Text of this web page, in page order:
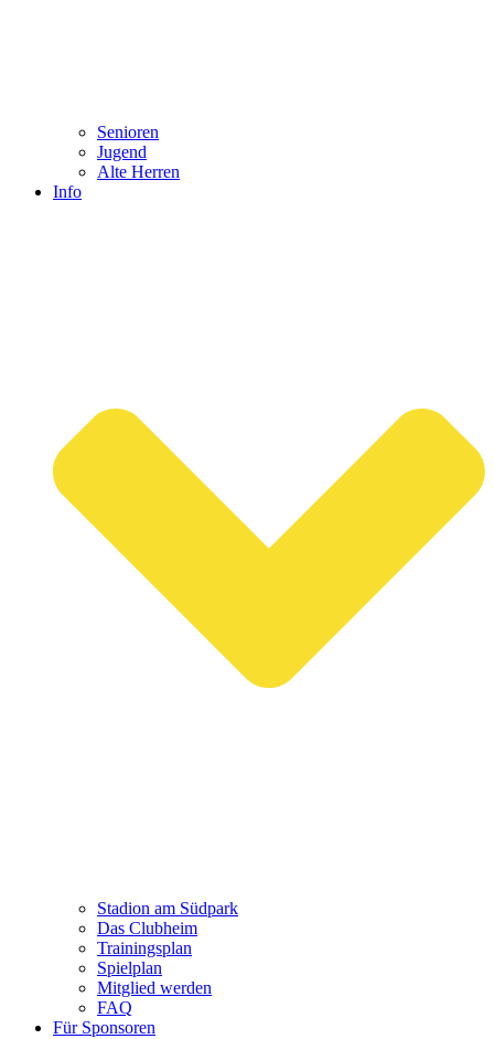
Senioren
Jugend
Alte Herren
Info
Stadion am Südpark
Das Clubheim
Trainingsplan
Spielplan
Mitglied werden
FAQ
Für Sponsoren